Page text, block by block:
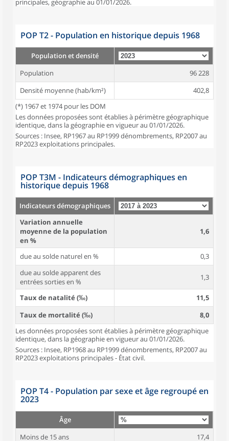
principales, géographie au 01/01/2026.
POP T2 - Population en historique depuis 1968
Population et densité
Population
96 228
Densité moyenne (hab/km²)
402,8
(*) 1967 et 1974 pour les DOM
Les données proposées sont établies à périmètre géographique
identique, dans la géographie en vigueur au 01/01/2026.
Sources : Insee, RP1967 au RP1999 dénombrements, RP2007 au
RP2023 exploitations principales.
POP T3M - Indicateurs démographiques en
historique depuis 1968
Indicateurs démographiques
Variation annuelle
moyenne de la population
en %
1,6
due au solde naturel en %
0,3
due au solde apparent des
entrées sorties en %
1,3
Taux de natalité (‰)
11,5
Taux de mortalité (‰)
8,0
Les données proposées sont établies à périmètre géographique
identique, dans la géographie en vigueur au 01/01/2026.
Sources : Insee, RP1968 au RP1999 dénombrements, RP2007 au
RP2023 exploitations principales - État civil.
POP T4 - Population par sexe et âge regroupé en
2023
Âge
Moins de 15 ans
17,4